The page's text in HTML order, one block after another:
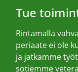
Tue
Rintamalla
periaate ei ole
ja jatkamme
sotiemme